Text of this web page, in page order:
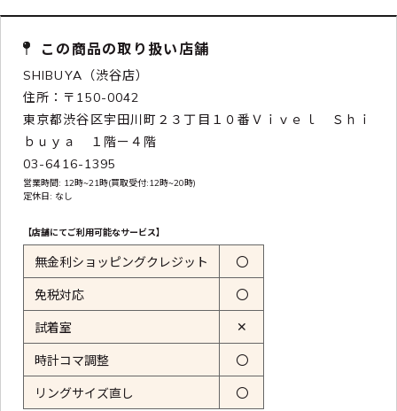
この商品の取り扱い店舗
SHIBUYA（渋谷店）
住所：〒150-0042
東京都渋谷区宇田川町２３丁目１０番Ｖｉｖｅｌ Ｓｈｉ
ｂｕｙａ １階ー４階
03-6416-1395
営業時間: 12時~21時(買取受付:12時~20時)
定休日: なし
【店舗にてご利用可能なサービス】
無金利ショッピングクレジット 〇
免税対応 〇
試着室 ✕
時計コマ調整 〇
リングサイズ直し 〇